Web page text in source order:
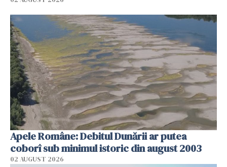
Apele Române: Debitul Dunării ar putea
coborî sub minimul istoric din august 2003
02 AUGUST 2026